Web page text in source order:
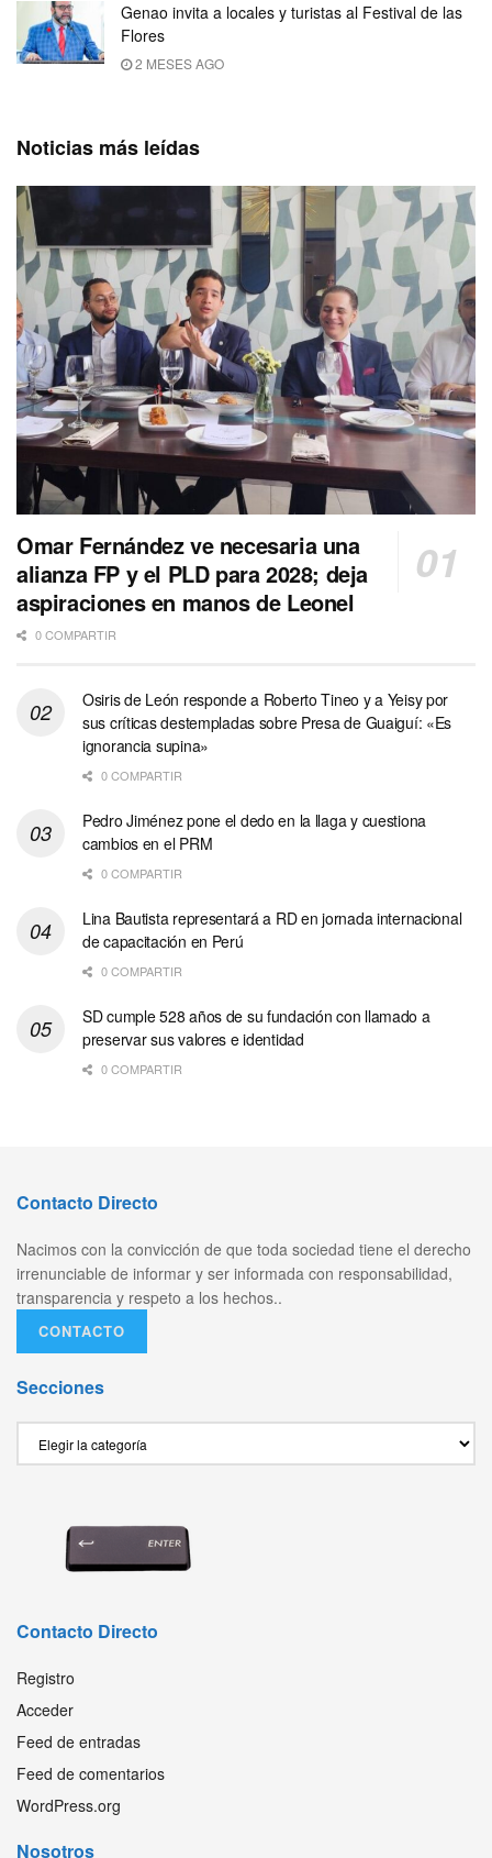
Genao invita a locales y turistas al Festival de las
Flores
2 MESES AGO
Noticias más leídas
Omar Fernández ve necesaria una
alianza FP y el PLD para 2028; deja
aspiraciones en manos de Leonel
0 COMPARTIR
Osiris de León responde a Roberto Tineo y a Yeisy por
sus críticas destempladas sobre Presa de Guaiguí: «Es
ignorancia supina»
0 COMPARTIR
Pedro Jiménez pone el dedo en la llaga y cuestiona
cambios en el PRM
0 COMPARTIR
Lina Bautista representará a RD en jornada internacional
de capacitación en Perú
0 COMPARTIR
SD cumple 528 años de su fundación con llamado a
preservar sus valores e identidad
0 COMPARTIR
Contacto Directo
Nacimos con la convicción de que toda sociedad tiene el derecho
irrenunciable de informar y ser informada con responsabilidad,
transparencia y respeto a los hechos..
CONTACTO
Secciones
Contacto Directo
Registro
Acceder
Feed de entradas
Feed de comentarios
WordPress.org
Nosotros